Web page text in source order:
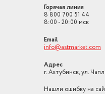
Горячая линия
8 800 700 51 44
8:00 - 20:00 мск
Email
info@astmarket.com
Адрес
г. Ахтубинск, ул.
Нашли ошибку на